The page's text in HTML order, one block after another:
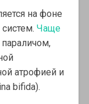
на фоне
Чаще
атрофией и
bifida).